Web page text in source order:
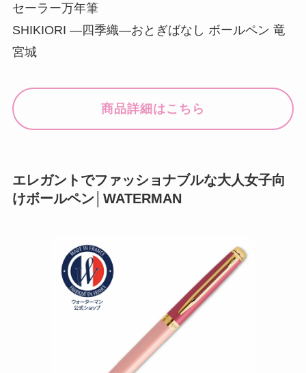
セーラー万年筆
SHIKIORI ―四季織―おとぎばなし ボールペン 竜
宮城
商品詳細はこちら
エレガントでファッショナブルな大人女子向
けボールペン│WATERMAN